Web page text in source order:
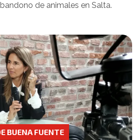
de animales en Salta.
BUENA FUENTE